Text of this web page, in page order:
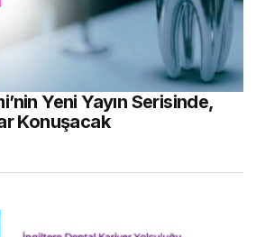
Yeni Yayın Serisinde,
Konuşacak